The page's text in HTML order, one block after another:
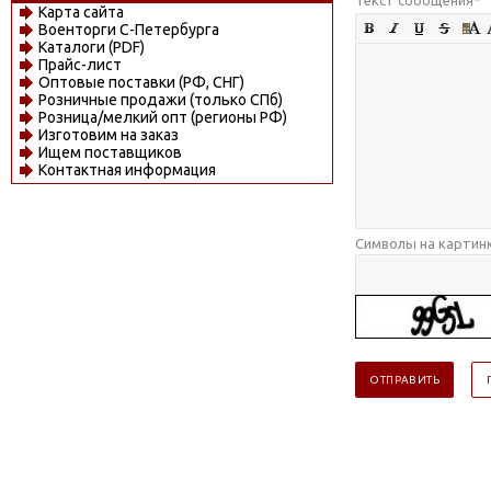
Карта сайта
Военторги С-Петербурга
Каталоги (PDF)
Прайс-лист
Оптовые поставки (РФ, СНГ)
Розничные продажи (только СПб)
Розница/мелкий опт (регионы РФ)
Изготовим на заказ
Ищем поставщиков
Контактная информация
Символы на